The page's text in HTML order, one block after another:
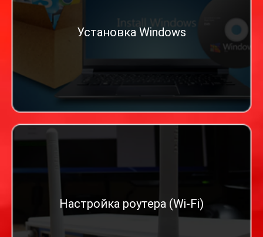
Установка Windows
Настройка роутера (Wi-Fi)